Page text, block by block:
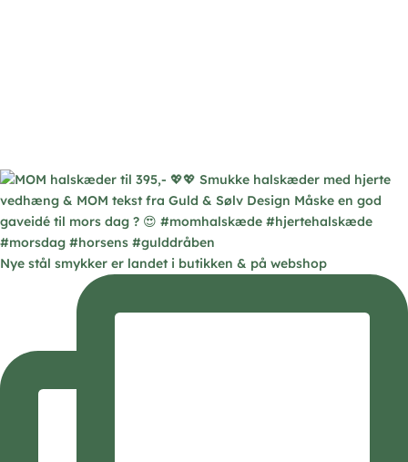
Nye stål smykker er landet i butikken & på webshop